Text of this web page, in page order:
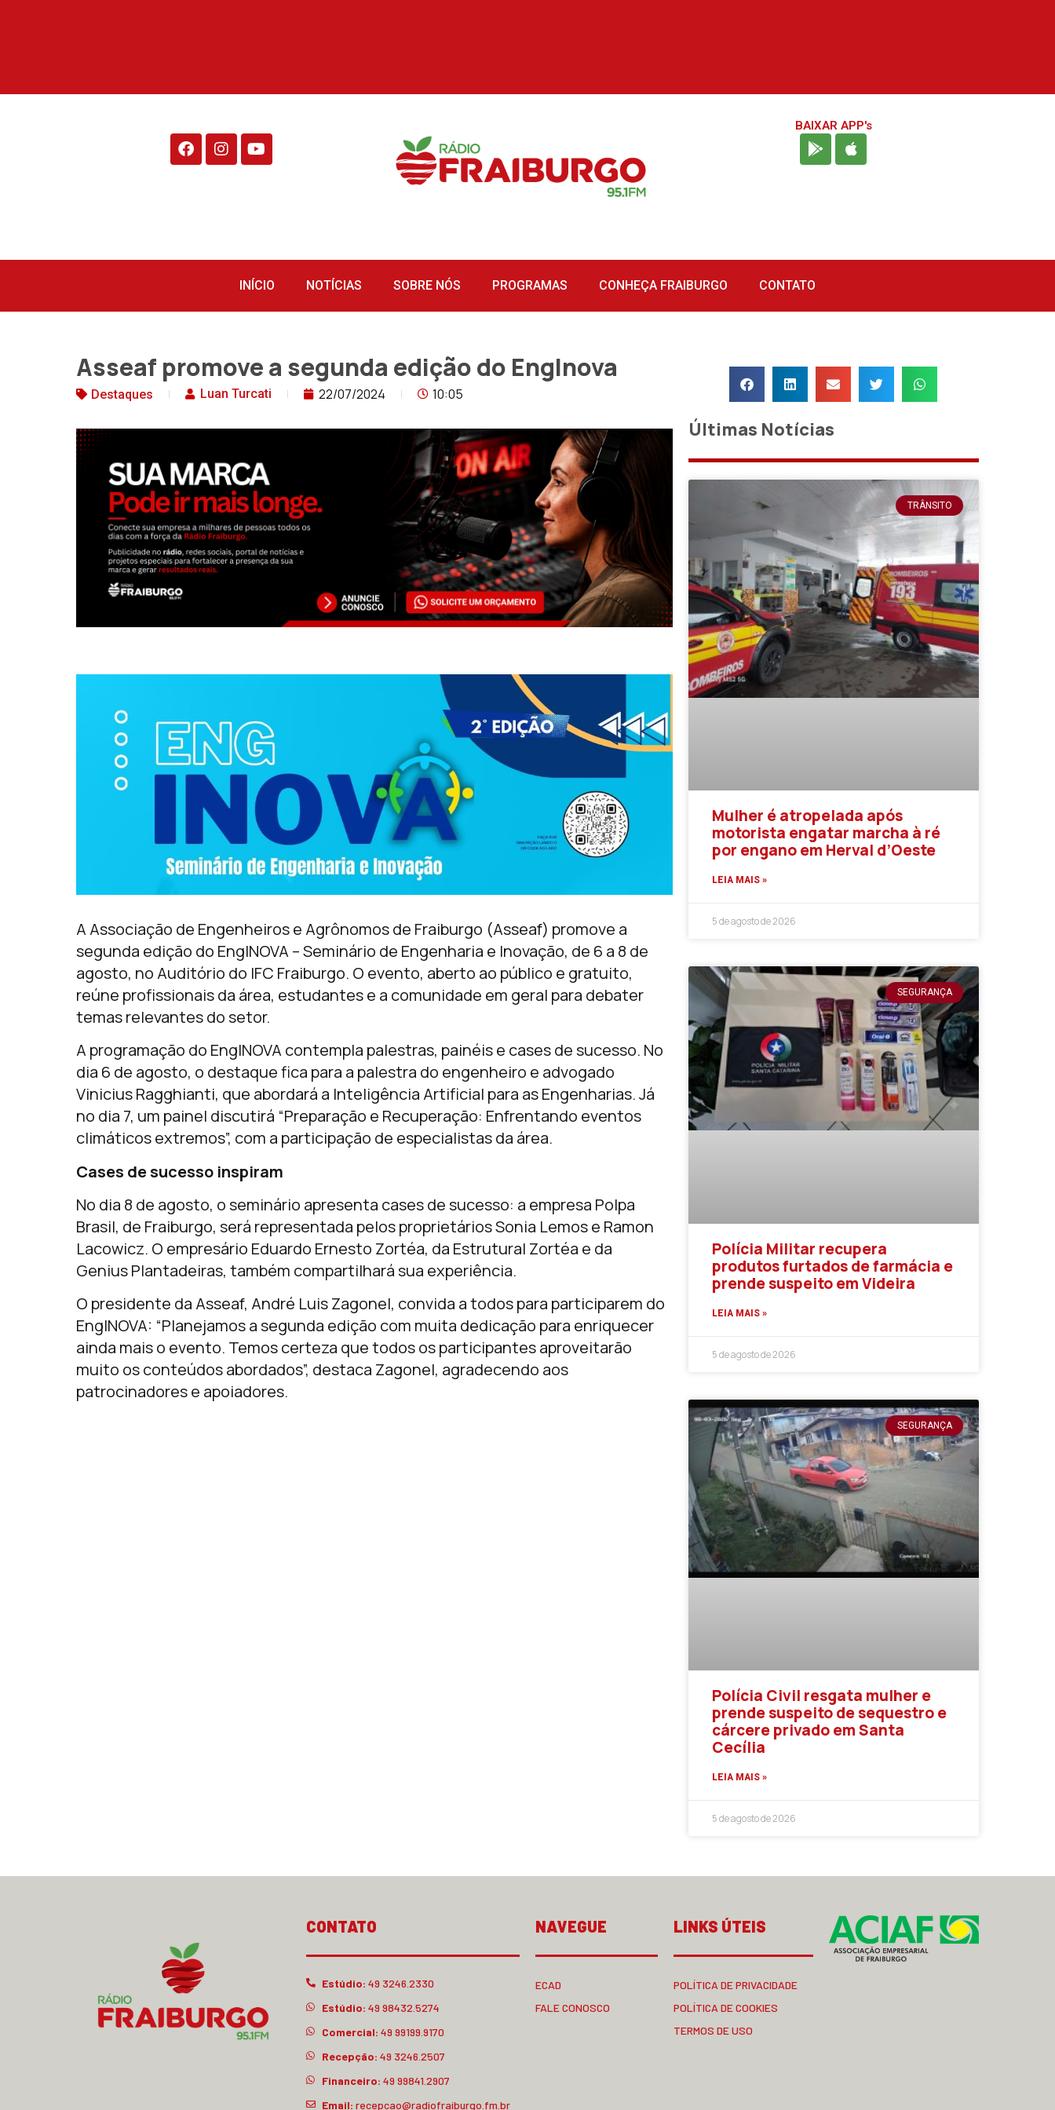
BAIXAR APP's
INÍCIO NOTÍCIAS SOBRE NÓS PROGRAMAS CONHEÇA FRAIBURGO CONTATO
Asseaf promove a segunda edição do EngInova
Destaques Luan Turcati 22/07/2024 10:05
A Associação de Engenheiros e Agrônomos de Fraiburgo (Asseaf) promove a
segunda edição do EngINOVA – Seminário de Engenharia e Inovação, de 6 a 8 de
agosto, no Auditório do IFC Fraiburgo. O evento, aberto ao público e gratuito,
reúne profissionais da área, estudantes e a comunidade em geral para debater
temas relevantes do setor.
A programação do EngINOVA contempla palestras, painéis e cases de sucesso. No
dia 6 de agosto, o destaque fica para a palestra do engenheiro e advogado
Vinicius Ragghianti, que abordará a Inteligência Artificial para as Engenharias. Já
no dia 7, um painel discutirá “Preparação e Recuperação: Enfrentando eventos
climáticos extremos”, com a participação de especialistas da área.
Cases de sucesso inspiram
No dia 8 de agosto, o seminário apresenta cases de sucesso: a empresa Polpa
Brasil, de Fraiburgo, será representada pelos proprietários Sonia Lemos e Ramon
Lacowicz. O empresário Eduardo Ernesto Zortéa, da Estrutural Zortéa e da
Genius Plantadeiras, também compartilhará sua experiência.
O presidente da Asseaf, André Luis Zagonel, convida a todos para participarem do
EngINOVA: “Planejamos a segunda edição com muita dedicação para enriquecer
ainda mais o evento. Temos certeza que todos os participantes aproveitarão
muito os conteúdos abordados”, destaca Zagonel, agradecendo aos
patrocinadores e apoiadores.
Últimas Notícias
TRÂNSITO
Mulher é atropelada após
motorista engatar marcha à ré
por engano em Herval d’Oeste
LEIA MAIS »
5 de agosto de 2026
SEGURANÇA
Polícia Militar recupera
produtos furtados de farmácia e
prende suspeito em Videira
LEIA MAIS »
5 de agosto de 2026
SEGURANÇA
Polícia Civil resgata mulher e
prende suspeito de sequestro e
cárcere privado em Santa
Cecília
LEIA MAIS »
5 de agosto de 2026
CONTATO
Estúdio: 49 3246.2330
Estúdio: 49 98432.5274
Comercial: 49 99199.9170
Recepção: 49 3246.2507
Financeiro: 49 99841.2907
Email: recepcao@radiofraiburgo.fm.br
NAVEGUE
ECAD
FALE CONOSCO
LINKS ÚTEIS
POLÍTICA DE PRIVACIDADE
POLÍTICA DE COOKIES
TERMOS DE USO